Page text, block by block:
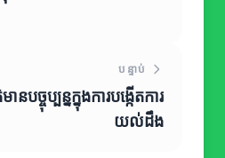
បន្ទាប់
បច្ចុប្បន្នក្នុងការបង្កើតការ
យល់ដឹង